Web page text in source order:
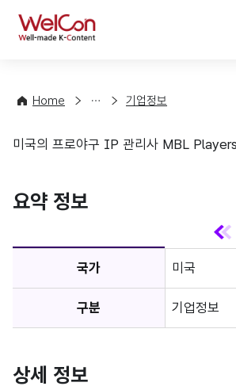
WelCon
Home
컨
팅
해
기
정
기업정보
기업정보
미국의 프로야구 IP 관리사 MBL
요약 정보
국가 미국
구분 기업정보
상세 정보